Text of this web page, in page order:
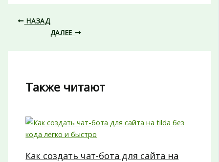
НАЗАД
ДАЛЕЕ
Также читают
Как создать чат-бота для сайта на